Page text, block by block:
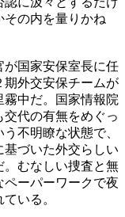
その内を量りかね
が国家安保室長に任
期外交安保チームが
霧中だ。国家情報院
代の有無をめぐっ
不明瞭な状態で、
づいた外交らしい
。むなしい捜査と無
ーパーワークで夜
いる。